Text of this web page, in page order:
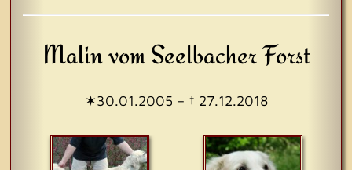
Malin vom Seelbacher Forst
✶30.01.2005 – † 27.12.2018